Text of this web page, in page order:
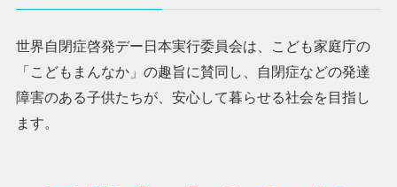
世界自閉症啓発デー日本実行委員会は、こども家庭庁の
「こどもまんなか」の趣旨に賛同し、自閉症などの発達
障害のある子供たちが、安心して暮らせる社会を目指し
ます。